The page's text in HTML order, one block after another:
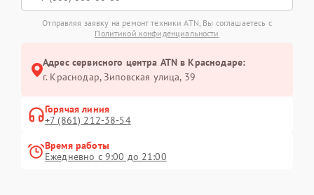
Отправляя заявку на ремонт техники ATN, Вы соглашаетесь с
Политикой конфиденциальности
Адрес сервисного центра ATN в Краснодаре:
г. Краснодар, Зиповская улица, 39
Горячая линия
+7 (861) 212-38-54
Время работы
Ежедневно с 9:00 до 21:00